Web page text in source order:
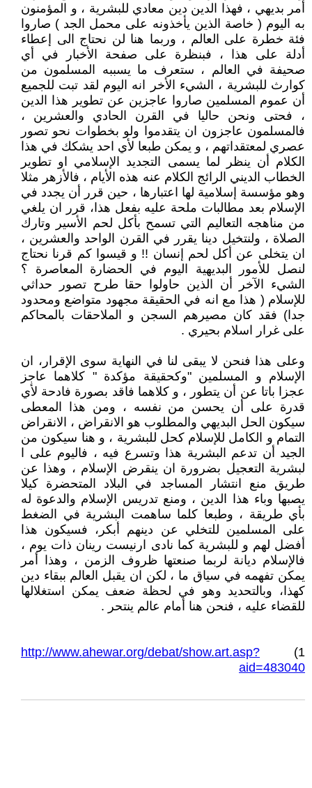
أمر بديهي ، فهذا الدين دين معادي للبشرية ، و المؤمنون
به اليوم ( خاصة الذين يأخذونه على محمل الجد ) صاروا
فئة خطرة على العالم ، وربما هنا لن نحتاج الى إعطاء
أدلة على هذا ، فبنظرة على صفحة الأخبار في أي
صحيفة في العالم ، ستعرف ما يسببه المسلمون من
كوارث للبشرية ، الشيء الأخر انه اليوم لقد تبت للجميع
أن عموم المسلمين صاروا عاجزين عن تطوير هذا الدين
، فحتى ونحن حاليا في القرن الحادي والعشرين ،
فالمسلمون عاجزون ان يتقدموا ولو بخطوات نحو تصور
عصري لمعتقداتهم ، و يمكن طبعا لأي احد يشكك في هذا
الكلام أن ينظر لما يسمى التجديد الإسلامي او تطوير
الخطاب الديني الرائج الكلام عنه هذه الأيام ، فالأزهر مثلا
وهو مؤسسة إسلامية لها اعتبارها ، حين قرر أن يجدد في
الإسلام بعد مطالبات ملحة عليه بفعل هذا، قرر ان يلغي
من مناهجه التعاليم التي تسمح بأكل لحم الأسير وتارك
الصلاة ، ولنتخيل دينا يقرر في القرن الواحد والعشرين ،
ان يتخلى عن أكل لحم إنسان !! و قيسوا كم قرنا نحتاج
لنصل للأمور البديهية اليوم في الحضارة المعاصرة ؟
الشيء الآخر أن الذين حاولوا حقا طرح تصور حداثي
للإسلام ( هذا مع انه في الحقيقة مجهود متواضع ومحدود
جدا) فقد كان مصيرهم السجن و الملاحقات بالمحاكم
على غرار اسلام بحيري .
وعلى هذا فنحن لا يبقى لنا في النهاية سوى الإقرار، ان
الإسلام و المسلمين "وكحقيقة مؤكدة " كلاهما عاجز
عجزا باتا عن أن يتطور ، و كلاهما فاقد بصورة فادحة لأي
قدرة على أن يحسن من نفسه ، ومن هذا المعطى
سيكون الحل البديهي والمطلوب هو الانقراض ، الانقراض
التمام و الكامل للإسلام كحل للبشرية ، و هنا سيكون من
الجيد أن تدعم البشرية هذا وتسرع فيه ، فاليوم على ا
لبشرية التعجيل بضرورة ان ينقرض الإسلام ، وهذا عن
طريق منع انتشار المساجد في البلاد المتحضرة كيلا
يصبها وباء هذا الدين ، ومنع تدريس الإسلام والدعوة له
بأي طريقة ، وطبعا كلما ساهمت البشرية في الضغط
على المسلمين للتخلي عن دينهم أبكر، فسيكون هذا
أفضل لهم و للبشرية كما نادى ارنيست رينان ذات يوم ،
فالإسلام ديانة لربما صنعتها ظروف الزمن ، وهذا أمر
يمكن تفهمه في سياق ما ، لكن ان يقبل العالم ببقاء دين
كهذا، وبالتحديد وهو في لحظة ضعف يمكن استغلالها
للقضاء عليه ، فنحن هنا أمام عالم ينتحر .
1)
http://www.ahewar.org/debat/show.art.asp?
aid=483040